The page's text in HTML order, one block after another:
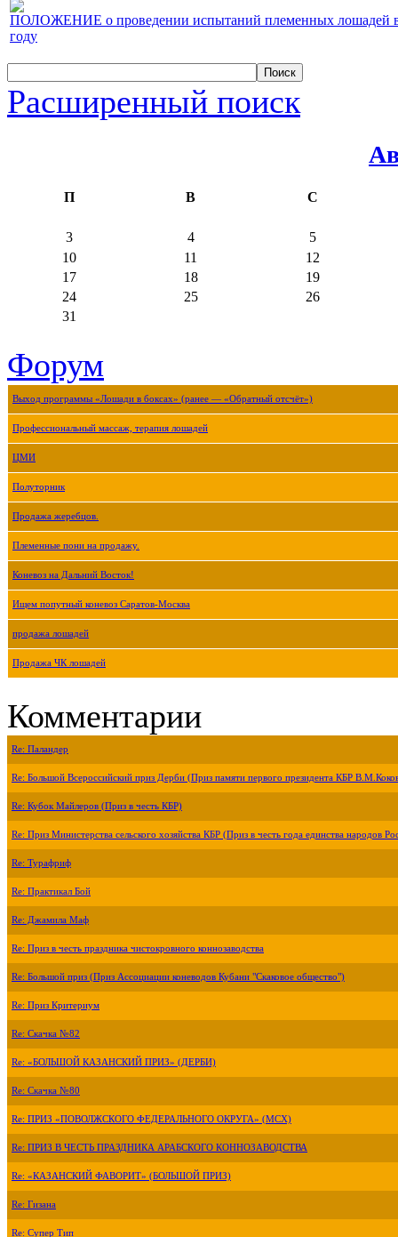
ПОЛОЖЕНИЕ о проведении испытаний племенных лошадей
году
Расширенный поиск
П В С
3 4
5
10
11
12
17
18
19
24
25
26
31
Форум
Выход программы «Лошади в боксах» (ранее — «Обратный отсчёт»)
Профессиональный массаж, терапия лошадей
ЦМИ
Полуторник
Продажа жеребцов.
Племенные пони на продажу.
Коневоз на Дальний Восток!
Ищем попутный коневоз Саратов-Москва
продажа лошадей
Продажа ЧК лошадей
Комментарии
Re: Паландер
Re: Большой Всероссийский приз Дерби (Приз памяти первого президента КБР
Re: Кубок Майлеров (Приз в честь КБР)
Re: Приз Министерства сельского хозяйства КБР (Приз в честь года единства народов
Re: Турафриф
Re: Практикал Бой
Re: Джамила Маф
Re: Приз в честь праздника чистокровного коннозаводства
Re: Большой приз (Приз Ассоциации коневодов Кубани "Скаковое общество")
Re: Приз Критериум
Re: Скачка №82
Re: «БОЛЬШОЙ КАЗАНСКИЙ ПРИЗ» (ДЕРБИ)
Re: Скачка №80
Re: ПРИЗ «ПОВОЛЖСКОГО ФЕДЕРАЛЬНОГО ОКРУГА» (МСХ)
Re: ПРИЗ В ЧЕСТЬ ПРАЗДНИКА АРАБСКОГО КОННОЗАВОДСТВА
Re: «КАЗАНСКИЙ ФАВОРИТ» (БОЛЬШОЙ ПРИЗ)
Re: Гизана
Re: Супер Тип